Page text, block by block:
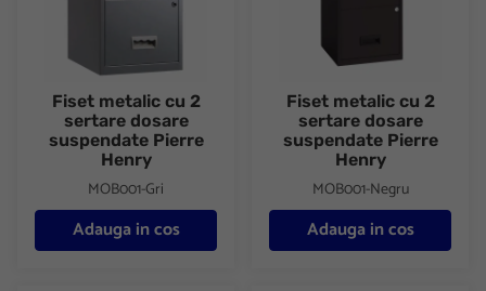
Fiset metalic cu 2
sertare dosare
suspendate Pierre
Henry
MOB001-Gri
Adauga in cos
Fiset metalic cu 2
sertare dosare
suspendate Pierre
Henry
MOB001-Negru
Adauga in cos